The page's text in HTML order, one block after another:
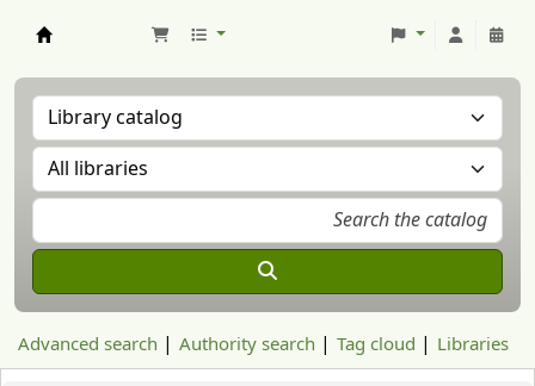
Advanced search Authority search Tag cloud Libraries